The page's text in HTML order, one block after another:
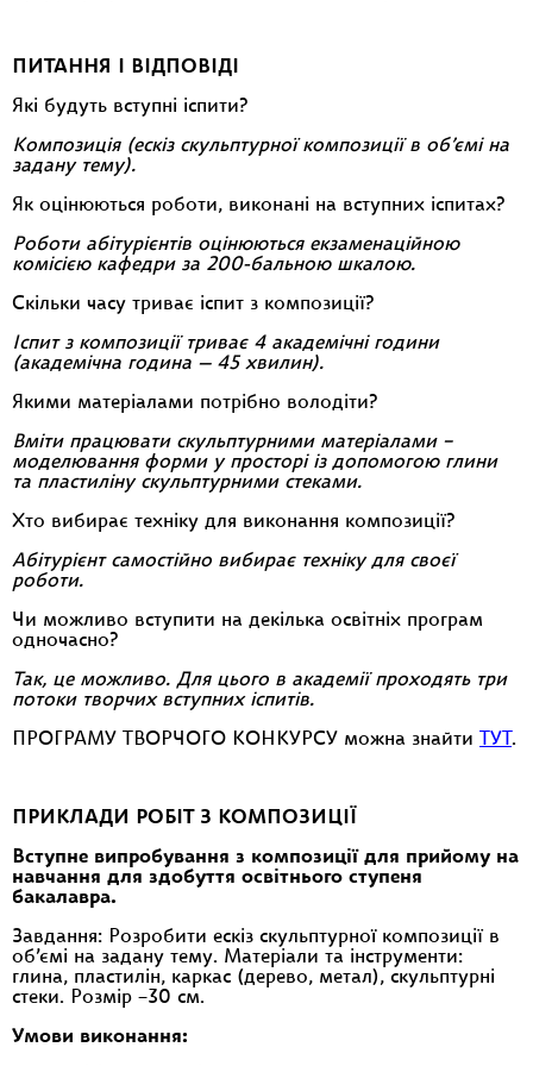
ПИТАННЯ І ВІДПОВІДІ
Які будуть вступні іспити?
Композиція (ескіз скульптурної композиції в об’ємі на
задану тему).
Як оцінюються роботи, виконані на вступних іспитах?
Роботи абітурієнтів оцінюються екзаменаційною
комісією кафедри за 200-бальною шкалою.
Скільки часу триває іспит з композиції?
Іспит з композиції триває 4 академічні години
(академічна година — 45 хвилин).
Якими матеріалами потрібно володіти?
Вміти працювати скульптурними матеріалами –
моделювання форми у просторі із допомогою глини
та пластиліну скульптурними стеками.
Хто вибирає техніку для виконання композиції?
Абітурієнт самостійно вибирає техніку для своєї
роботи.
Чи можливо вступити на декілька освітніх програм
одночасно?
Так, це можливо. Для цього в академії проходять три
потоки творчих вступних іспитів.
ПРОГРАМУ ТВОРЧОГО КОНКУРСУ можна знайти ТУТ .
ПРИКЛАДИ РОБІТ З КОМПОЗИЦІЇ
Вступне випробування з композиції для прийому на
навчання для здобуття освітнього ступеня
бакалавра.
Завдання: Розробити ескіз скульптурної композиції в
об’ємі на задану тему. Матеріали та інструменти:
глина, пластилін, каркас (дерево, метал), скульптурні
стеки. Розмір –30 см.
Умови виконання: